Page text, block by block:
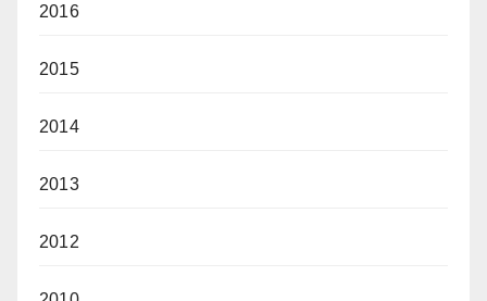
2016
2015
2014
2013
2012